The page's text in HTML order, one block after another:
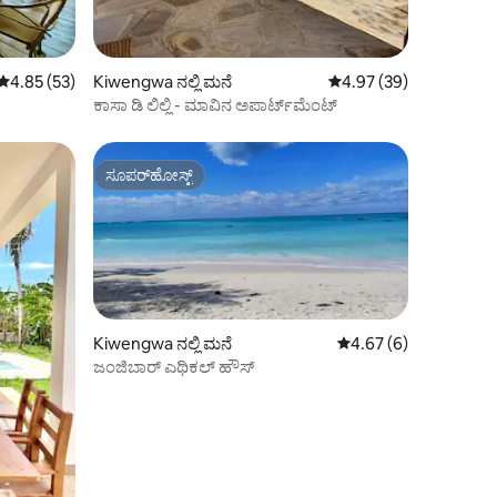
ರಲ್ಲಿ 4.85 ಸರಾಸರಿ ರೇಟಿಂಗ್, 53 ವಿಮರ್ಶೆಗಳು
4.85 (53) Kiwengwa ನಲ್ಲಿ ಮನೆ 5 ರಲ್ಲಿ 4.97 ಸರಾಸರಿ
4.97 (39)
ಕಾಸಾ ಡಿ ಲಿಲ್ಲಿ - ಮಾವಿನ ಅಪಾರ್ಟ್‌ಮೆಂಟ್
ಸೂಪರ್‌ಹೋಸ್ಟ್
ಸೂಪರ್‌ಹೋಸ್ಟ್
Kiwengwa ನಲ್ಲಿ ಮನೆ 5 ರಲ್ಲಿ 4.67 ಸರಾಸರಿ
4.67 (6)
ಜಂಜಿಬಾರ್ ಎಥಿಕಲ್ ಹೌಸ್